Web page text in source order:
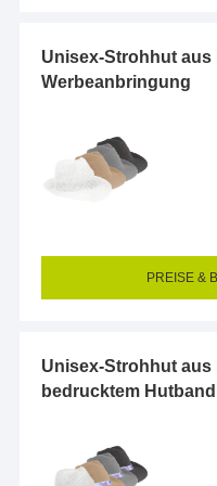
Unisex-Strohhut aus
Werbeanbringung
PREISE &
Unisex-Strohhut aus
bedrucktem Hutband